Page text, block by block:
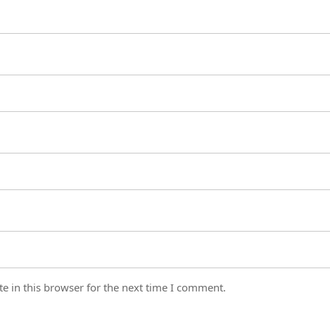
in this browser for the next time I comment.